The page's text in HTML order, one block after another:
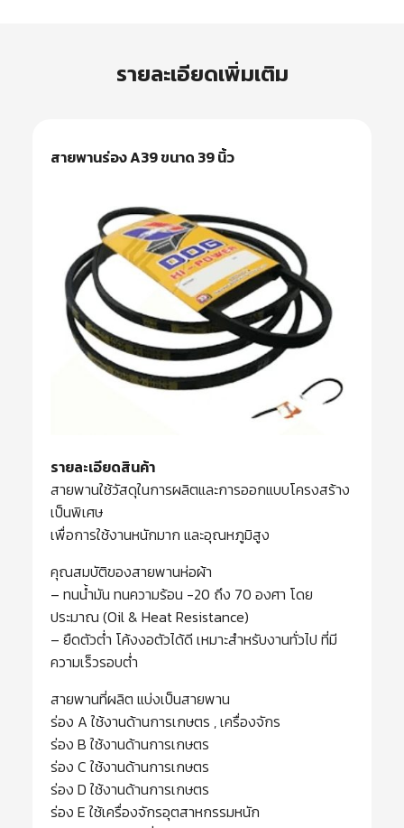
รายละเอียดเพิ่มเติม
สายพานร่อง A39 ขนาด 39 นิ้ว
รายละเอียดสินค้า
สายพานใช้วัสดุในการผลิตและการออกแบบโครงสร้าง
เป็นพิเศษ
เพื่อการใช้งานหนักมาก และอุณหภูมิสูง
คุณสมบัติของสายพานห่อผ้า
– ทนน้ำมัน ทนความร้อน -20 ถึง 70 องศา โดย
ประมาณ (Oil & Heat Resistance)
– ยืดตัวต่ำ โค้งงอตัวได้ดี เหมาะสำหรับงานทั่วไป ที่มี
ความเร็วรอบต่ำ
สายพานที่ผลิต แบ่งเป็นสายพาน
ร่อง A ใช้งานด้านการเกษตร , เครื่องจักร
ร่อง B ใช้งานด้านการเกษตร
ร่อง C ใช้งานด้านการเกษตร
ร่อง D ใช้งานด้านการเกษตร
ร่อง E ใช้เครื่องจักรอุตสาหกรรมหนัก